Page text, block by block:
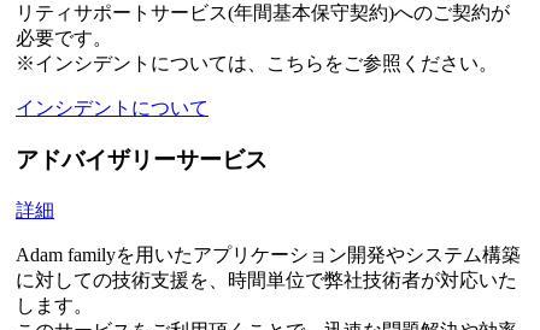
リティサポートサービス(年間基本保守契約)へのご契約が
必要です。
※インシデントについては、こちらをご参照ください。
インシデントについて
アドバイザリーサービス
詳細
Adam familyを用いたアプリケーション開発やシステム構築
に対しての技術支援を、時間単位で弊社技術者が対応いた
します。